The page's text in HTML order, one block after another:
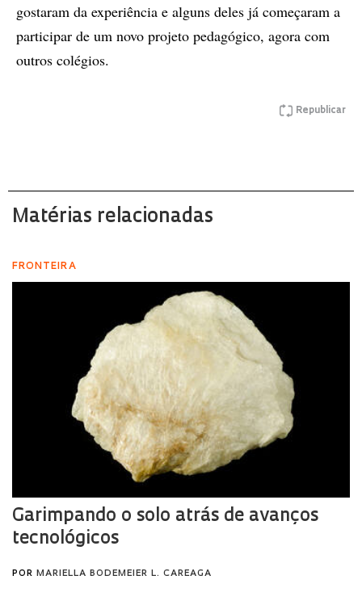
gostaram da experiência e alguns deles já começaram a
participar de um novo projeto pedagógico, agora com
outros colégios.
Republicar